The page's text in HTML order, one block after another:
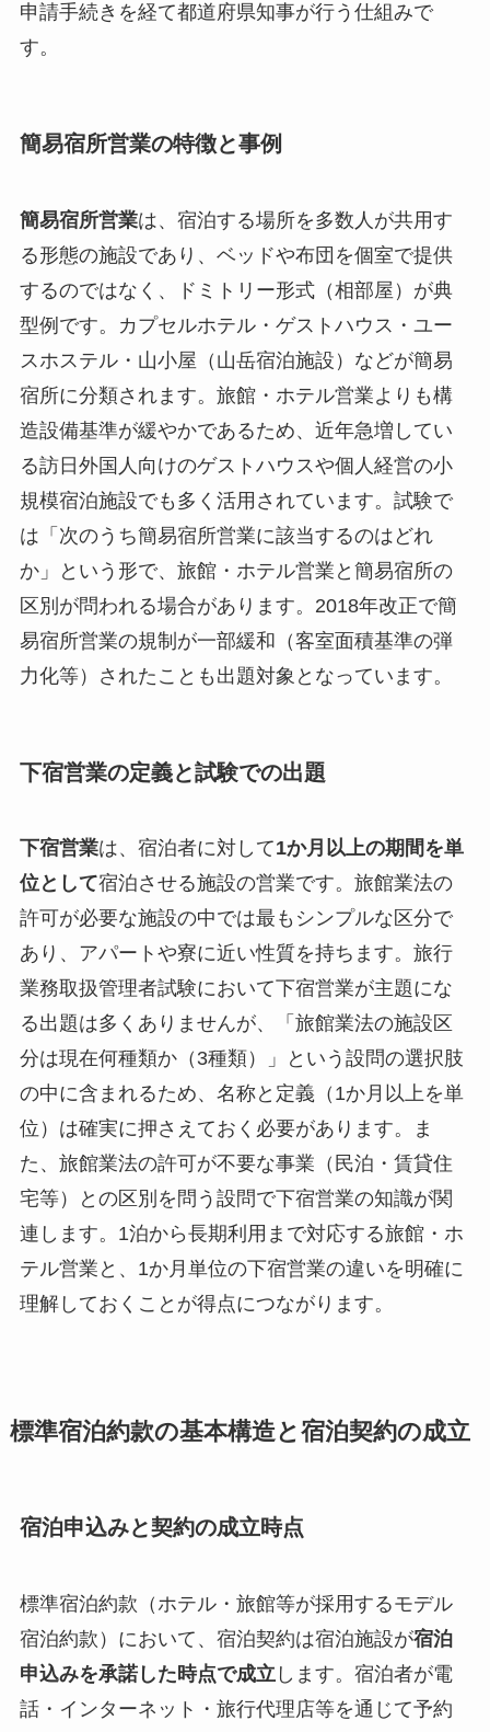
申請手続きを経て都道府県知事が行う仕組みで
す。
簡易宿所営業の特徴と事例
簡易宿所営業は、宿泊する場所を多数人が共用す
る形態の施設であり、ベッドや布団を個室で提供
するのではなく、ドミトリー形式（相部屋）が典
型例です。カプセルホテル・ゲストハウス・ユー
スホステル・山小屋（山岳宿泊施設）などが簡易
宿所に分類されます。旅館・ホテル営業よりも構
造設備基準が緩やかであるため、近年急増してい
る訪日外国人向けのゲストハウスや個人経営の小
規模宿泊施設でも多く活用されています。試験で
は「次のうち簡易宿所営業に該当するのはどれ
か」という形で、旅館・ホテル営業と簡易宿所の
区別が問われる場合があります。2018年改正で簡
易宿所営業の規制が一部緩和（客室面積基準の弾
力化等）されたことも出題対象となっています。
下宿営業の定義と試験での出題
下宿営業は、宿泊者に対して1か月以上の期間を単
位として宿泊させる施設の営業です。旅館業法の
許可が必要な施設の中では最もシンプルな区分で
あり、アパートや寮に近い性質を持ちます。旅行
業務取扱管理者試験において下宿営業が主題にな
る出題は多くありませんが、「旅館業法の施設区
分は現在何種類か（3種類）」という設問の選択肢
の中に含まれるため、名称と定義（1か月以上を単
位）は確実に押さえておく必要があります。ま
た、旅館業法の許可が不要な事業（民泊・賃貸住
宅等）との区別を問う設問で下宿営業の知識が関
連します。1泊から長期利用まで対応する旅館・ホ
テル営業と、1か月単位の下宿営業の違いを明確に
理解しておくことが得点につながります。
標準宿泊約款の基本構造と宿泊契約の成立
宿泊申込みと契約の成立時点
標準宿泊約款（ホテル・旅館等が採用するモデル
宿泊約款）において、宿泊契約は宿泊施設が宿泊
申込みを承諾した時点で成立 します。宿泊者が電
話・インターネット・旅行代理店等を通じて予約